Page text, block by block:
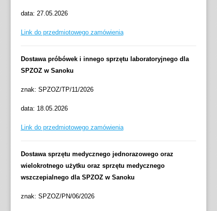
data: 27.05.2026
Link do przedmiotowego zamówienia
Dostawa próbówek i innego sprzętu laboratoryjnego dla
SPZOZ w Sanoku
znak: SPZOZ/TP/11/2026
data: 18.05.2026
Link do przedmiotowego zamówienia
Dostawa sprzętu medycznego jednorazowego oraz
wielokrotnego użytku oraz sprzętu medycznego
wszczepialnego dla SPZOZ w Sanoku
znak: SPZOZ/PN/06/2026